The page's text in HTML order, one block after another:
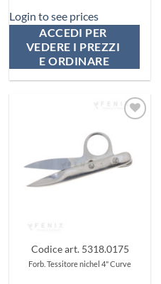
Login to see prices
ACCEDI PER
VEDERE I PREZZI
E ORDINARE
preferiti
Codice art. 5318.0175
Forb. Tessitore nichel 4" Curve